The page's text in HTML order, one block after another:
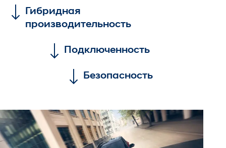
Гибридная
производительность
Подключенность
Безопасность